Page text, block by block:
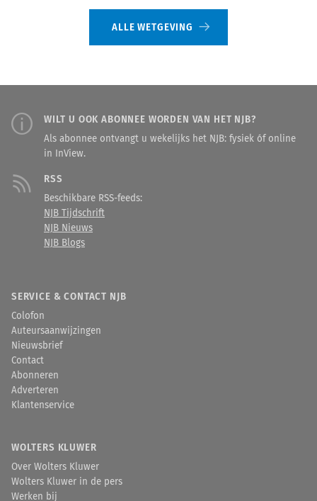
ALLE WETGEVING
WILT U OOK ABONNEE WORDEN VAN HET NJB?
Als abonnee ontvangt u wekelijks het NJB: fysiek óf online
in InView.
RSS
Beschikbare RSS-feeds:
NJB Tijdschrift
NJB Nieuws
NJB Blogs
SERVICE & CONTACT NJB
Colofon
Auteursaanwijzingen
Nieuwsbrief
Contact
Abonneren
Adverteren
Klantenservice
WOLTERS KLUWER
Over Wolters Kluwer
Wolters Kluwer in de pers
Werken bij